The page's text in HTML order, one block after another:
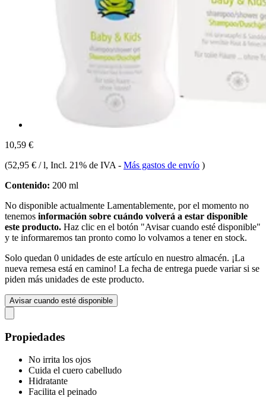
10,59 €
(52,95 € / l, Incl. 21% de IVA - Más gastos de envío )
Contenido: 200 ml
No disponible actualmente Lamentablemente, por el momento no
tenemos información sobre cuándo volverá a estar disponible
este producto. Haz clic en el botón "Avisar cuando esté disponible"
y te informaremos tan pronto como lo volvamos a tener en stock.
Solo quedan 0 unidades de este artículo en nuestro almacén. ¡La
nueva remesa está en camino! La fecha de entrega puede variar si se
piden más unidades de este producto.
Avisar cuando esté disponible
Propiedades
No irrita los ojos
Cuida el cuero cabelludo
Hidratante
Facilita el peinado